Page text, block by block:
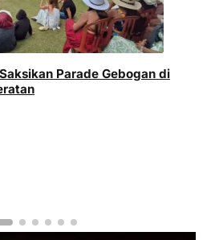
Parade Gebogan di